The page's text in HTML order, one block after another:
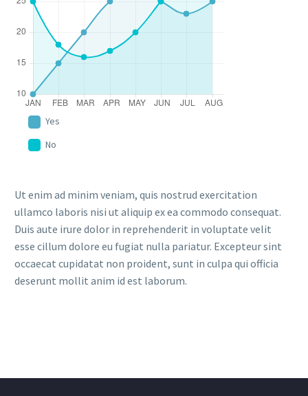
Yes
No
Ut enim ad minim veniam, quis nostrud exercitation
ullamco laboris nisi ut aliquip ex ea commodo consequat.
Duis aute irure dolor in reprehenderit in voluptate velit
esse cillum dolore eu fugiat nulla pariatur. Excepteur sint
occaecat cupidatat non proident, sunt in culpa qui officia
deserunt mollit anim id est laborum.